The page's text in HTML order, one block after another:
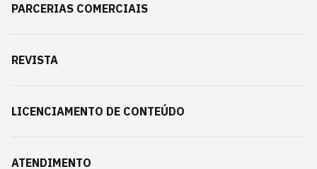
PARCERIAS COMERCIAIS
REVISTA
LICENCIAMENTO DE CONTEÚDO
ATENDIMENTO